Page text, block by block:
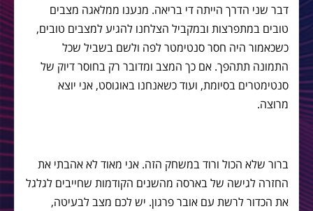
דבר שני הדרך הייתה די בריאה. מנענו ממלאגה מצבים
טובים במתפרצות ובמקביל הצלחנו להגיע למצבים טובים,
כשכאמור היה חסר סנטימטר לפה ולשם בשביל שכל
התמונה תתהפך. אם כך המצב ומדובר רק בחוסר דיוק של
סנטימטרים בסיומת, ועוד כשאנחנו באוגוסט, אני יוצא
מרוצה.
ברור שלא הכול ורוד במשחק הזה. אני מאוד לא אהבתי את
החזרה לגישה של בארסה מהשנים הקודמות שחייבים לגלגל
את הכדור לרשת עם אובר פרגון. יש לכם מצב לבעיטה,